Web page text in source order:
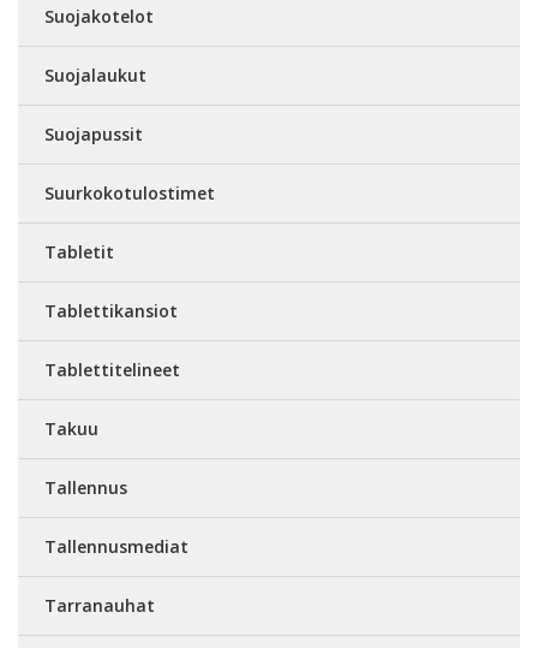
Suojakotelot
Suojalaukut
Suojapussit
Suurkokotulostimet
Tabletit
Tablettikansiot
Tablettitelineet
Takuu
Tallennus
Tallennusmediat
Tarranauhat